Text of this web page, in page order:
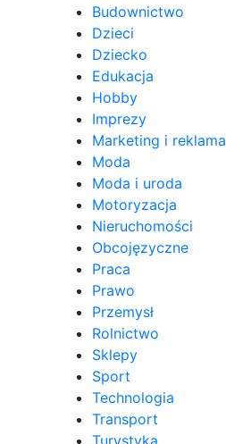
Budownictwo
Dzieci
Dziecko
Edukacja
Hobby
Imprezy
Marketing i reklama
Moda
Moda i uroda
Motoryzacja
Nieruchomości
Obcojęzyczne
Praca
Prawo
Przemysł
Rolnictwo
Sklepy
Sport
Technologia
Transport
Turystyka